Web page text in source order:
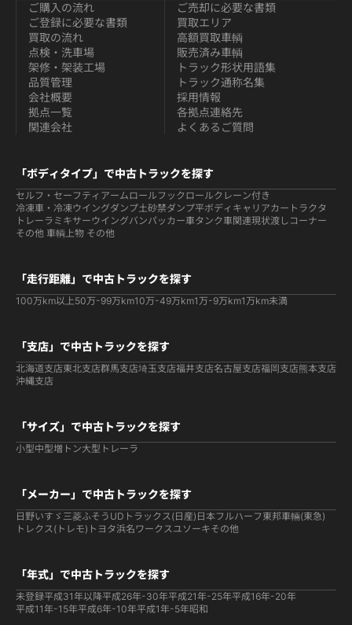
ご購入の流れ
ご登録に必要な書類
買取の流れ
ご売却に必要な書類
買取エリア
高額買取車輌
点検・洗車場
架修・架装工場
品質管理
販売済み車輌
トラック形状用語集
トラック通称名集
会社概要
拠点一覧
関連会社
採用情報
各拠点連絡先
よくあるご質問
「ボディタイプ」で中古トラックを探す
セルフ・セーフティ アームロールフックロールクレーン付き
冷凍車・冷凍ウイングダンプ土砂禁ダンプ平ボディ キャリアカー トラクタ
トレーラ ミキサーウイングバンパッカー車タンク車関連現状渡しコーナー
その他 車輌上物 その他
「走行距離」で中古トラックを探す
100万km以上50万-99万km10万-49万km1万-9万km1万km未満
「支店」で中古トラックを探す
北海道支店東北支店群馬支店埼玉支店福井支店名古屋支店福岡支店熊本支店
沖縄支店
「サイズ」で中古トラックを探す
小型中型増トン大型 トレーラ
「メーカー」で中古トラックを探す
日野いすゞ 三菱ふそう UDトラックス(日産) 日本フルハーフ 東邦車輛(東急)
トレクス(トレモ) トヨタ浜名ワークスユソーキその他
「年式」で中古トラックを探す
未登録平成31年以降平成26年-30年平成21年-25年平成16年-20年
平成11年-15年平成6年-10年平成1年-5年昭和